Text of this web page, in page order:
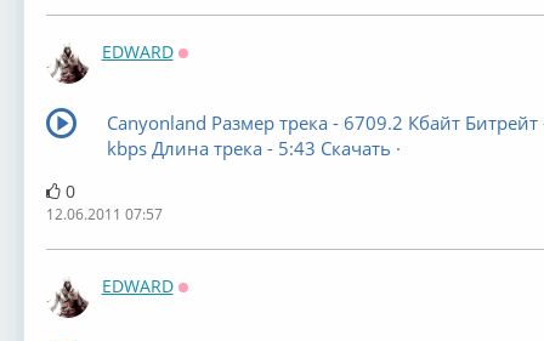
EDWARD
Canyonland Размер трека - 6709.2 Кбайт Битрейт
kbps Длина трека - 5:43 Скачать ·
0
12.06.2011 07:57
EDWARD